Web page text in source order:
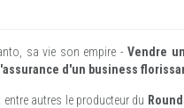
sa vie son empire -Vendre
d'un business
entre autres le producteur du